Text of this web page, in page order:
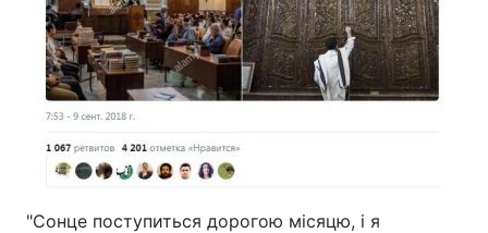
"Сонце поступиться дорогою місяцю, і я